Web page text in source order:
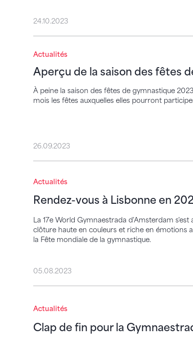
24.10.2023
Actualités
Aperçu de la saison des fêtes
À peine la saison des fêtes de gymnastique
mois les fêtes auxquelles elles pourront
Aperçu de la saison des fêtes de
26.09.2023
Actualités
Rendez-vous à Lisbonne en
La 17e World Gymnaestrada d'Amsterdam
clôture haute en couleurs et riche en émotions
la Fête mondiale de la gymnastique.
Rendez-vous à Lisbonne en 2027
05.08.2023
Actualités
Clap de fin pour la